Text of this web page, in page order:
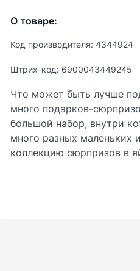
О товаре:
Код производителя: 4344924
Штрих-код: 6900043449245
Что может быть лучше
много подарков-
большой набор, внутри
много разных маленьких
коллекцию сюрпризов в